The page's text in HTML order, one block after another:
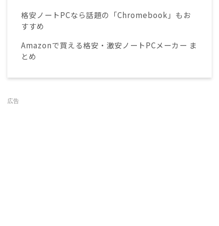
格安ノートPCなら話題の「Chromebook」もお
すすめ
Amazonで買える格安・激安ノートPCメーカー ま
とめ
広告